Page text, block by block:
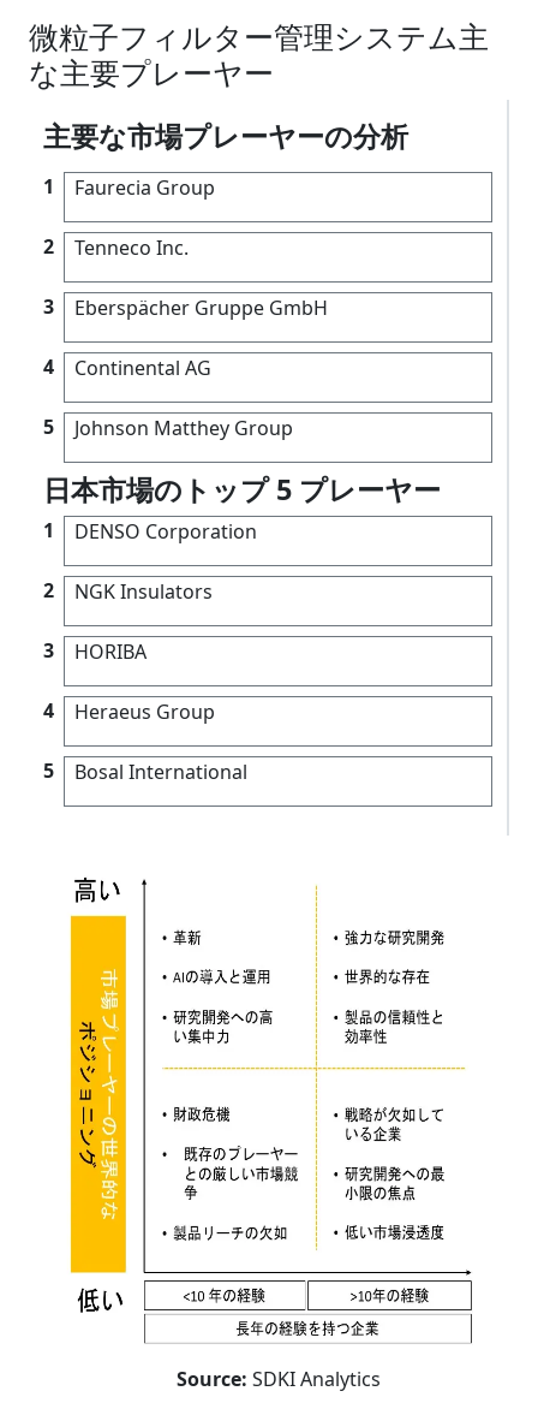
微粒子フィルター管理システム主
な主要プレーヤー
主要な市場プレーヤーの分析
1 Faurecia Group
2 Tenneco Inc.
3 Eberspächer Gruppe GmbH
4 Continental AG
5 Johnson Matthey Group
日本市場のトップ 5 プレーヤー
1 DENSO Corporation
2 NGK Insulators
3 HORIBA
4 Heraeus Group
5 Bosal International
Source: SDKI Analytics